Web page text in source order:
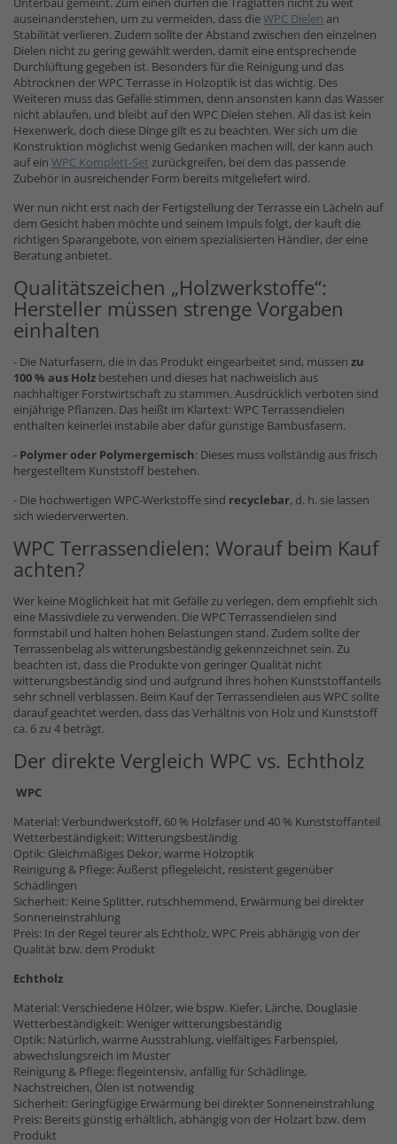
auseinanderstehen, um zu vermeiden, dass dieWPC Dielen an
Stabilität verlieren. Zudem sollte der Abstand zwischen den einzelnen
Dielen nicht zu gering gewählt werden, damit eine entsprechende
Durchlüftung gegeben ist. Besonders für die Reinigung und das
Abtrocknen der WPC Terrasse in Holzoptik ist das wichtig. Des
Weiteren muss das Gefälle stimmen, denn ansonsten kann das Wasser
nicht ablaufen, und bleibt auf den WPC Dielen stehen. All das ist kein
Hexenwerk, doch diese Dinge gilt es zu beachten. Wer sich um die
Konstruktion möglichst wenig Gedanken machen will, der kann auch
auf ein WPC Komplett-Set zurückgreifen, bei dem das passende
Zubehör in ausreichender Form bereits mitgeliefert wird.
Wer nun nicht erst nach der Fertigstellung der Terrasse ein Lächeln auf
dem Gesicht haben möchte und seinem Impuls folgt, der kauft die
richtigen Sparangebote, von einem spezialisierten Händler, der eine
Beratung anbietet.
Qualitätszeichen „Holzwerkstoffe“:
Hersteller müssen strenge Vorgaben
einhalten
- Die Naturfasern, die in das Produkt eingearbeitet sind, müssen zu
100 % aus Holz bestehen und dieses hat nachweislich aus
nachhaltiger Forstwirtschaft zu stammen. Ausdrücklich verboten sind
einjährige Pflanzen. Das heißt im Klartext: WPC Terrassendielen
enthalten keinerlei instabile aber dafür günstige Bambusfasern.
- Polymer oder Polymergemisch: Dieses muss vollständig aus frisch
hergestelltem Kunststoff bestehen.
- Die hochwertigen WPC-Werkstoffe sind recyclebar, d. h. sie lassen
sich wiederverwerten.
WPC Terrassendielen: Worauf beim Kauf
achten?
Wer keine Möglichkeit hat mit Gefälle zu verlegen, dem empfiehlt sich
eine Massivdiele zu verwenden. Die WPC Terrassendielen sind
formstabil und halten hohen Belastungen stand. Zudem sollte der
Terrassenbelag als witterungsbeständig gekennzeichnet sein. Zu
beachten ist, dass die Produkte von geringer Qualität nicht
witterungsbeständig sind und aufgrund ihres hohen Kunststoffanteils
sehr schnell verblassen. Beim Kauf der Terrassendielen aus WPC sollte
darauf geachtet werden, dass das Verhältnis von Holz und Kunststoff
ca. 6 zu 4 beträgt.
Der direkte Vergleich WPC vs. Echtholz
WPC
Material: Verbundwerkstoff, 60 % Holzfaser und 40 % Kunststoffanteil
Wetterbeständigkeit: Witterungsbeständig
Optik: Gleichmäßiges Dekor, warme Holzoptik
Reinigung & Pflege: Äußerst pflegeleicht, resistent gegenüber
Schädlingen
Sicherheit: Keine Splitter, rutschhemmend, Erwärmung bei direkter
Sonneneinstrahlung
Preis: In der Regel teurer als Echtholz, WPC Preis abhängig von der
Qualität bzw. dem Produkt
Echtholz
Material: Verschiedene Hölzer, wie bspw. Kiefer, Lärche, Douglasie
Wetterbeständigkeit: Weniger witterungsbeständig
Optik: Natürlich, warme Ausstrahlung, vielfältiges Farbenspiel,
abwechslungsreich im Muster
Reinigung & Pflege: flegeintensiv, anfällig für Schädlinge,
Nachstreichen, Ölen ist notwendig
Sicherheit: Geringfügige Erwärmung bei direkter Sonneneinstrahlung
Preis: Bereits günstig erhältlich, abhängig von der Holzart bzw. dem
Produkt